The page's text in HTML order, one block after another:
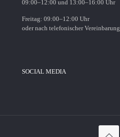
09:00–12:00 und 13:00–16:00 Uhr
Freitag: 09:00–12:00 Uhr
oder nach telefonischer Vereinbarung
SOCIAL MEDIA